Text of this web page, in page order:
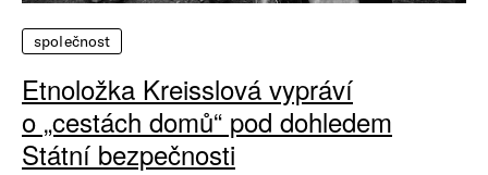
společnost
Etnoložka Kreisslová vypráví
o „cestách domů“ pod dohledem
Státní bezpečnosti